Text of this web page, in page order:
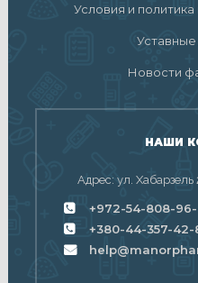
Условия и
Новости
НАШИ
Адрес: ул.
+972-54-808-
+380-44-357-42-